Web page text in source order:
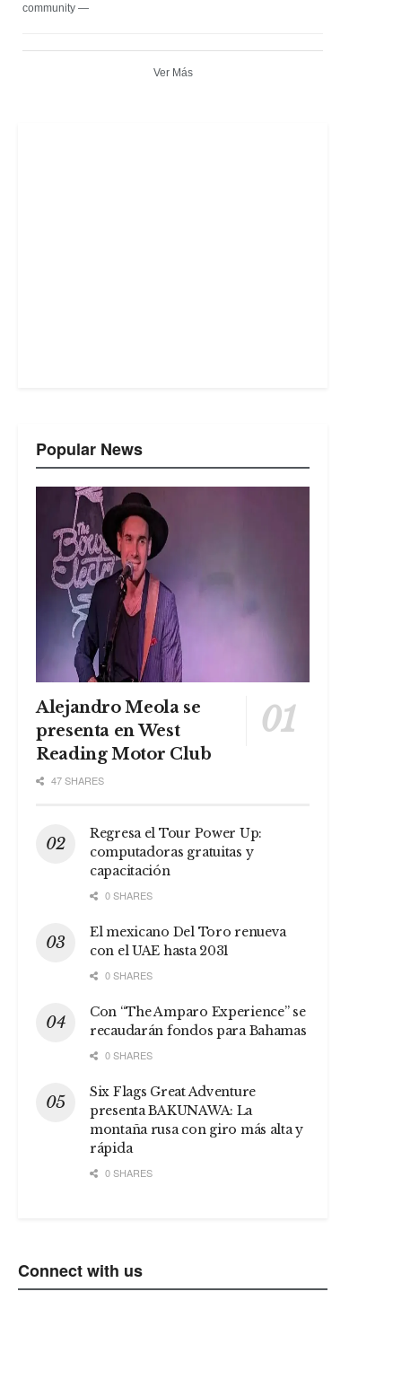
community —
Ver Más
Popular News
Alejandro Meola se
presenta en West
Reading Motor Club
47 SHARES
Regresa el Tour Power Up:
computadoras gratuitas y
capacitación
0 SHARES
El mexicano Del Toro renueva
con el UAE hasta 2031
0 SHARES
Con “The Amparo Experience” se
recaudarán fondos para Bahamas
0 SHARES
Six Flags Great Adventure
presenta BAKUNAWA: La
montaña rusa con giro más alta y
rápida
0 SHARES
Connect with us